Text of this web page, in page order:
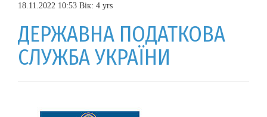
18.11.2022 10:53 Вік: 4 yrs
ДЕРЖАВНА ПОДАТКОВА
СЛУЖБА УКРАЇНИ